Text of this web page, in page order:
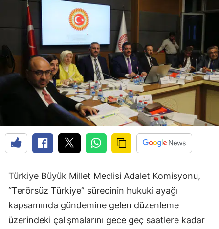
Türkiye Büyük Millet Meclisi Adalet Komisyonu,
“Terörsüz Türkiye” sürecinin hukuki ayağı
kapsamında gündemine gelen düzenleme
üzerindeki çalışmalarını gece geç saatlere kadar